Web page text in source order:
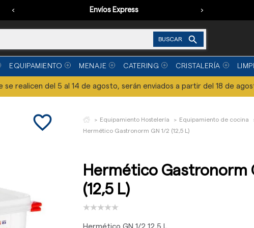
Envíos Express
‹ ›
BUSCAR 
EQUIPAMIENTO MENAJE CATERING CRISTALERÍA
se realicen del 5 al 14 de agosto, serán enviados a partir del 18 de
favorite_border Equipamiento Hostelería Equipamiento de cocina
Hermético Gastronorm GN 1/2 (12,5 L)
Hermético Gastronorm
(12,5 L)